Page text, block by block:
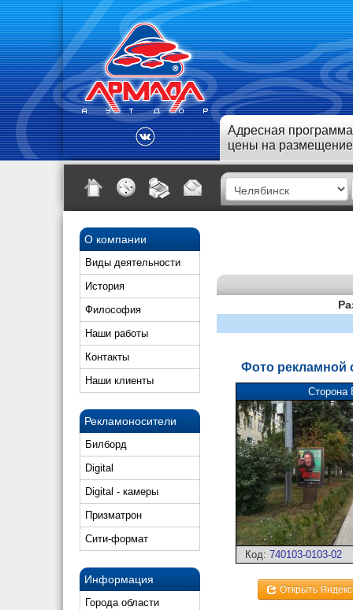
Адресная
цены на размещение
О компании
Виды деятельности
История
Философия
Наши работы
Контакты
Наши клиенты
Рекламоносители
Билборд
Digital
Digital - камеры
Призматрон
Сити-формат
Информация
Города области
Фото рекламной
Сторона
Код: 740103-0103-02
Открыть